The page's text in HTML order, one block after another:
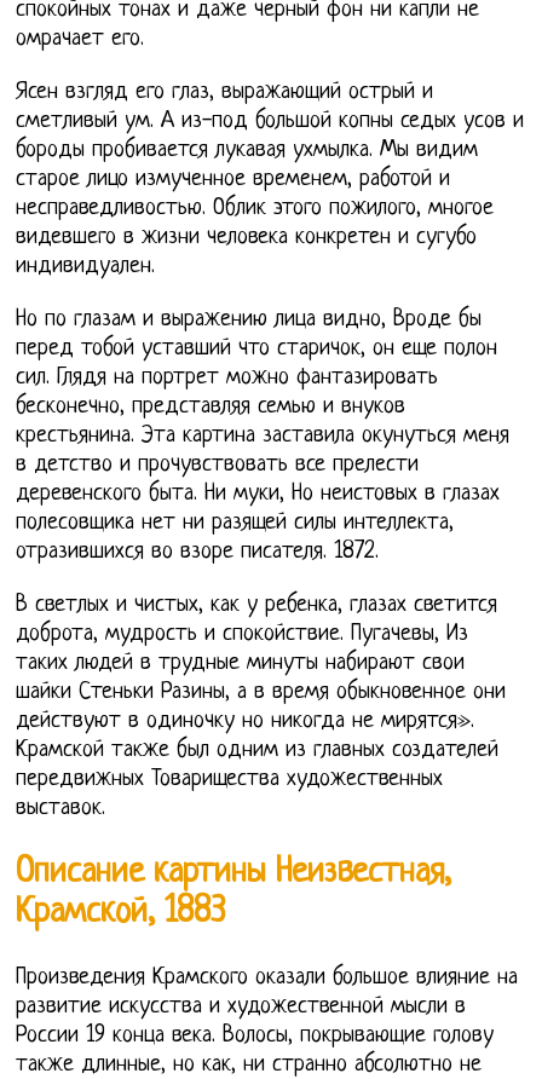
спокойных тонах и даже черный фон ни капли не
омрачает его.
Ясен взгляд его глаз, выражающий острый и
сметливый ум. А из-под большой копны седых усов и
бороды пробивается лукавая ухмылка. Мы видим
старое лицо измученное временем, работой и
несправедливостью. Облик этого пожилого, многое
видевшего в жизни человека конкретен и сугубо
индивидуален.
Но по глазам и выражению лица видно, Вроде бы
перед тобой уставший что старичок, он еще полон
сил. Глядя на портрет можно фантазировать
бесконечно, представляя семью и внуков
крестьянина. Эта картина заставила окунуться меня
в детство и прочувствовать все прелести
деревенского быта. Ни муки, Но неистовых в глазах
полесовщика нет ни разящей силы интеллекта,
отразившихся во взоре писателя. 1872.
В светлых и чистых, как у ребенка, глазах светится
доброта, мудрость и спокойствие. Пугачевы, Из
таких людей в трудные минуты набирают свои
шайки Стеньки Разины, а в время обыкновенное они
действуют в одиночку но никогда не мирятся».
Крамской также был одним из главных создателей
передвижных Товарищества художественных
выставок.
Описание картины Неизвестная,
Крамской, 1883
Произведения Крамского оказали большое влияние на
развитие искусства и художественной мысли в
России 19 конца века. Волосы, покрывающие голову
также длинные, но как, ни странно абсолютно не